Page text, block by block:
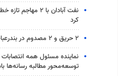
نفت آبادان با ۲
کرد
۲ حریق و ۲ مصدوم در بندرعباس
نماینده مسئول همه
توسعه‌محور مطالبه رسانه‌ها